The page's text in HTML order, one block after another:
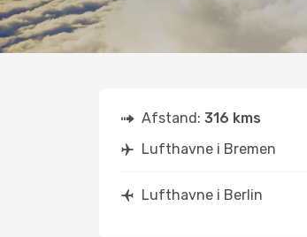
Afstand: 316 kms
Lufthavne i Bremen
Lufthavne i Berlin